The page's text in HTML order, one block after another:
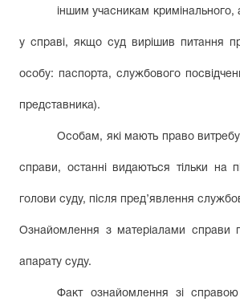
іншим учасникам кримінального,
у справі, якщо суд вирішив питання
особу: паспорта, службового
представника).
Особам, які мають право
справи, останні видаються тільки на
голови суду, після пред’явлення
Ознайомлення з матеріалами справи
апарату суду.
Факт ознайомлення зі справою